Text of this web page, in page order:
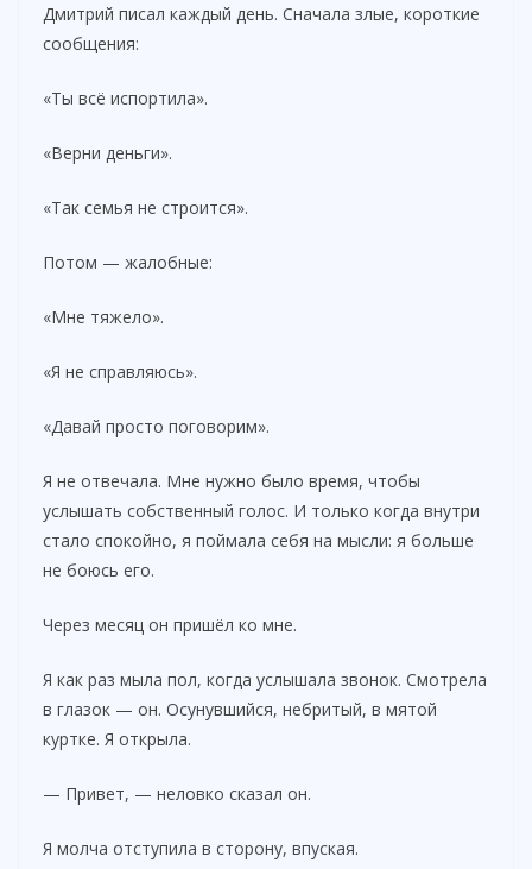
Дмитрий писал каждый день. Сначала злые, короткие
сообщения:
«Ты всё испортила».
«Верни деньги».
«Так семья не строится».
Потом — жалобные:
«Мне тяжело».
«Я не справляюсь».
«Давай просто поговорим».
Я не отвечала. Мне нужно было время, чтобы
услышать собственный голос. И только когда внутри
стало спокойно, я поймала себя на мысли: я больше
не боюсь его.
Через месяц он пришёл ко мне.
Я как раз мыла пол, когда услышала звонок. Смотрела
в глазок — он. Осунувшийся, небритый, в мятой
куртке. Я открыла.
— Привет, — неловко сказал он.
Я молча отступила в сторону, впуская.